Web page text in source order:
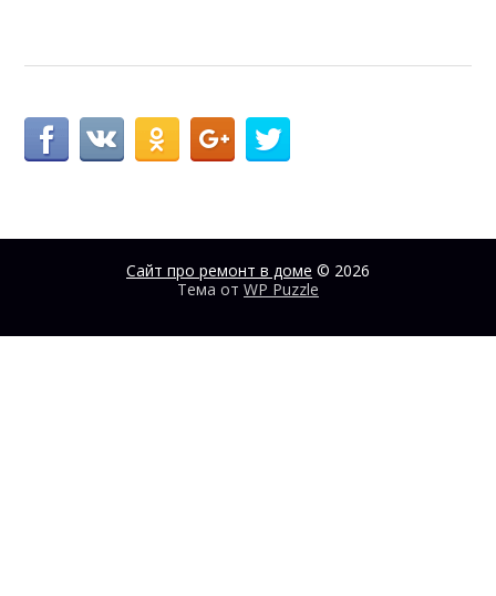
Сайт про ремонт в доме © 2026
Тема от WP Puzzle